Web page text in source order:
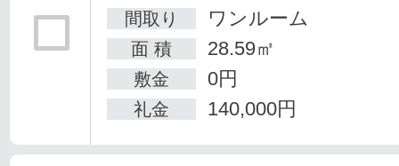
間取り
ワンルーム
面 積 28.59㎡
敷金 0円
礼金 140,000円